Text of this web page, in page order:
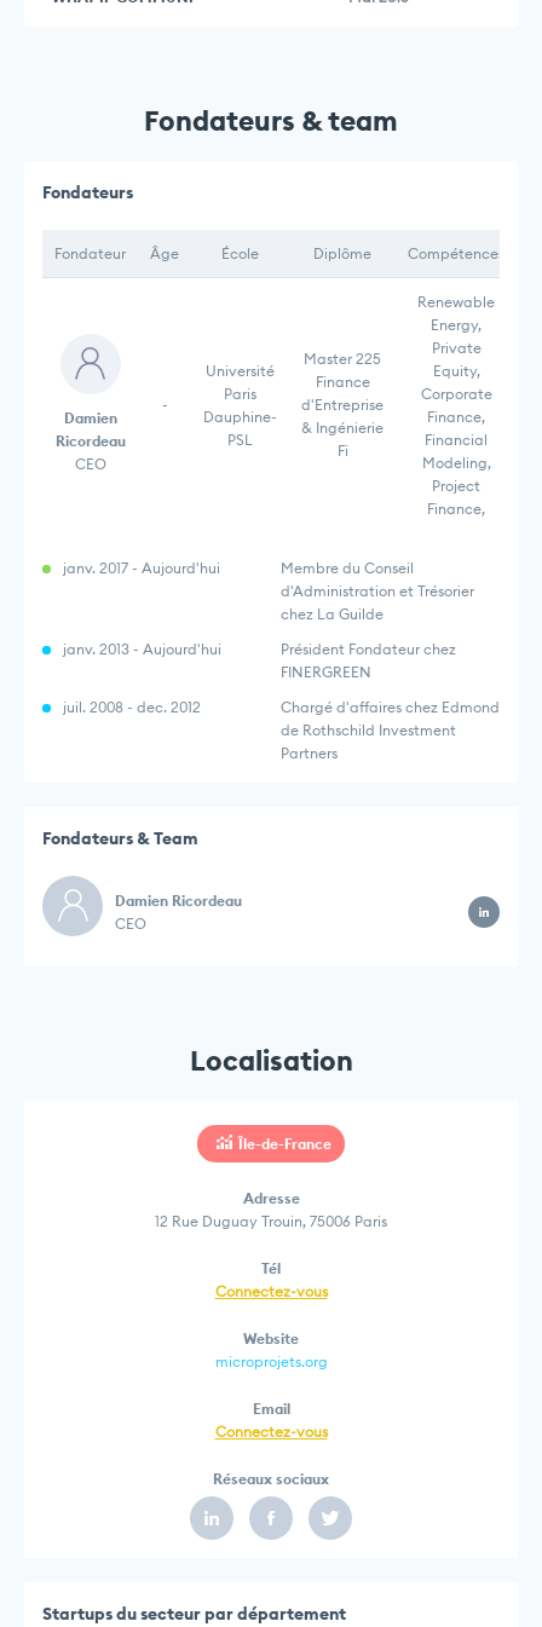
Fondateurs & team
Fondateurs
Fondateur Âge École Diplôme Compétences
Damien
Ricordeau
CEO
-
Université
Paris
Dauphine-
PSL
Master 225
Finance
d'Entreprise
& Ingénierie
Fi
Renewable
Energy,
Private
Equity,
Corporate
Finance,
Financial
Modeling,
Project
Finance,
janv. 2017 - Aujourd'hui
Membre du Conseil
d'Administration et Trésorier
chez La Guilde
janv. 2013 - Aujourd'hui
Président Fondateur chez
FINERGREEN
juil. 2008 - dec. 2012
Chargé d'affaires chez Edmond
de Rothschild Investment
Partners
Fondateurs & Team
Damien Ricordeau
CEO
Localisation
Île-de-France
Adresse
12 Rue Duguay Trouin, 75006 Paris
Tél
Connectez-vous
Website
microprojets.org
Email
Connectez-vous
Réseaux sociaux
Startups du secteur par département